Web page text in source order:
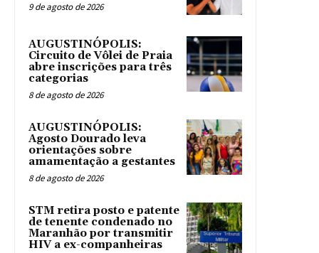
9 de agosto de 2026
AUGUSTINÓPOLIS:
Circuito de Vôlei de Praia
abre inscrições para três
categorias
8 de agosto de 2026
AUGUSTINÓPOLIS:
Agosto Dourado leva
orientações sobre
amamentação a gestantes
8 de agosto de 2026
STM retira posto e patente
de tenente condenado no
Maranhão por transmitir
HIV a ex-companheiras